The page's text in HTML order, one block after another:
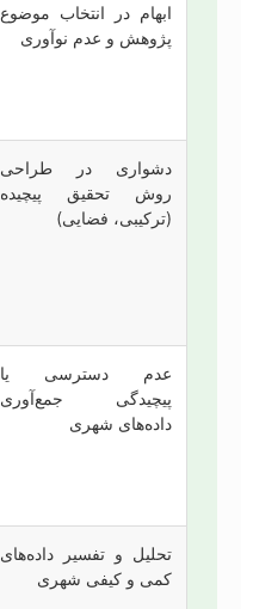
ابهام در انتخاب موضوع
پژوهش و عدم نوآوری
دشواری در طراحی
روش تحقیق پیچیده
(ترکیبی، فضایی)
عدم دسترسی یا
پیچیدگی جمع‌آوری
داده‌های شهری
تحلیل و تفسیر داده‌های
کمی و کیفی شهری